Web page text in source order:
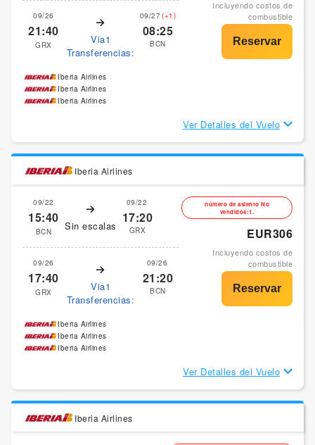
09/26
21:40
GRX
Via1
Transferencias:
09/27(+1)
08:25
BCN
Incluyendo costos de
combustible
Iberia Airlines
Iberia Airlines
Iberia Airlines
Ver Detalles del Vuelo
Iberia Airlines
09/22
15:40
BCN Sin escalas
09/22
17:20
GRX
09/26
17:40
GRX
Via1
Transferencias:
09/26
21:20
BCN
número de asiento No
vendidos:1.
EUR306
Incluyendo costos de
combustible
Iberia Airlines
Iberia Airlines
Iberia Airlines
Ver Detalles del Vuelo
Iberia Airlines